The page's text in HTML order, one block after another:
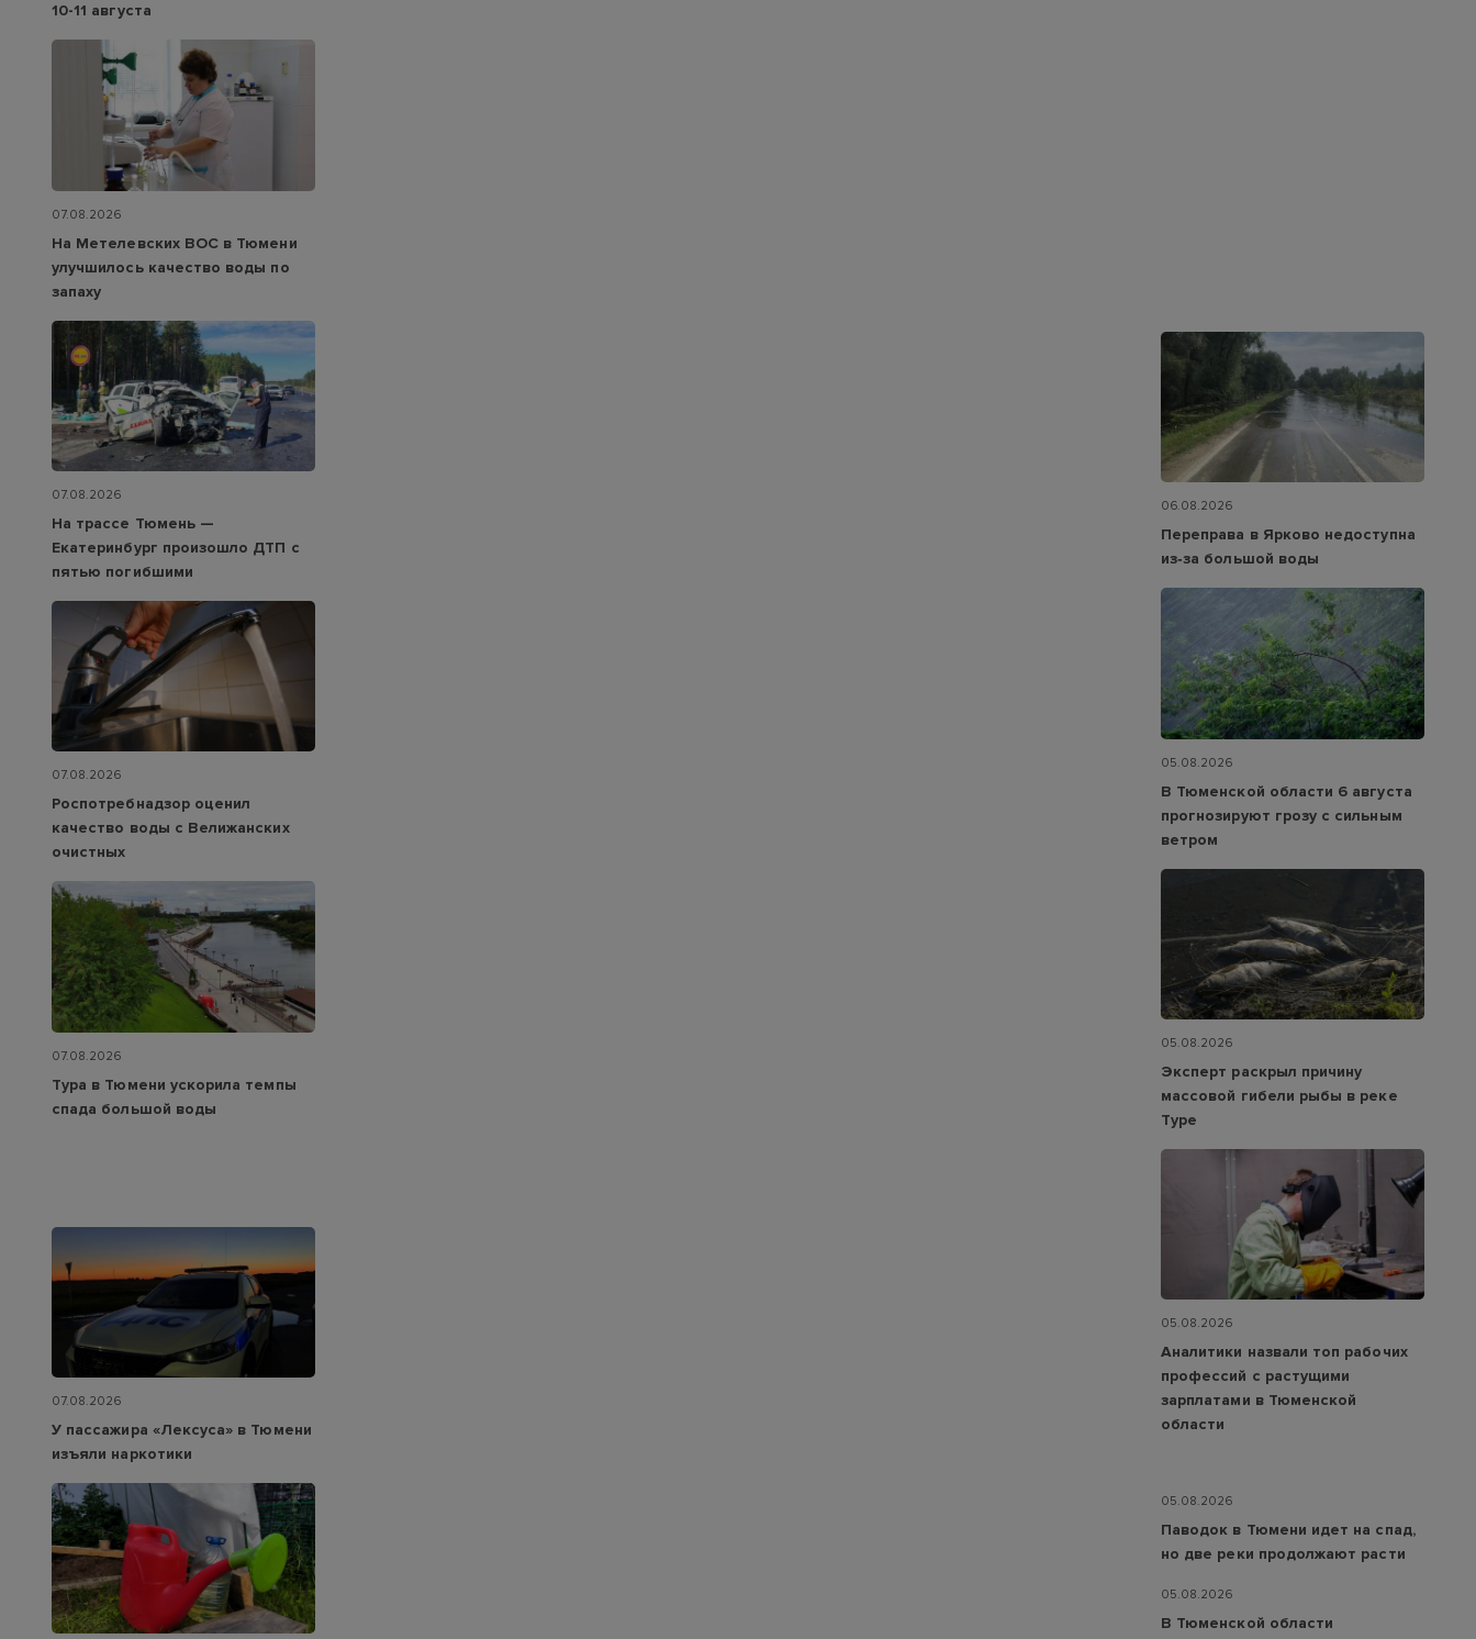
10-11 августа
07.08.2026
На Метелевских ВОС в Тюмени
улучшилось качество воды по
запаху
07.08.2026
На трассе Тюмень —
Екатеринбург произошло ДТП с
пятью погибшими
07.08.2026
Роспотребнадзор оценил
качество воды с Велижанских
очистных
07.08.2026
Тура в Тюмени ускорила темпы
спада большой воды
07.08.2026
У пассажира «Лексуса» в Тюмени
изъяли наркотики
06.08.2026
Переправа в Ярково недоступна
из‑за большой воды
05.08.2026
В Тюменской области 6 августа
прогнозируют грозу с сильным
ветром
05.08.2026
Эксперт раскрыл причину
массовой гибели рыбы в реке
Туре
05.08.2026
Аналитики назвали топ рабочих
профессий с растущими
зарплатами в Тюменской
области
05.08.2026
Паводок в Тюмени идет на спад,
но две реки продолжают расти
05.08.2026
В Тюменской области